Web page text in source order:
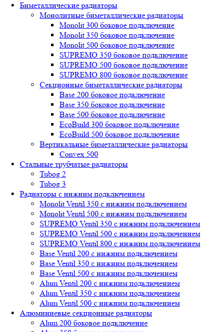
Биметаллические радиаторы
Монолитные биметаллические радиаторы
Mоnоlit 300 боковое подключение
Mоnоlit 350 боковое подключение
Mоnоlit 500 боковое подключение
SUРREMО 350 боковое подключение
SUРREMО 500 боковое подключение
SUРREMО 800 боковое подключение
Секционные биметаллические радиаторы
Base 200 боковое подключение
Base 350 боковое подключение
Base 500 боковое подключение
EcoBuild 300 боковое подключение
EcoBuild 500 боковое подключение
Вертикальные биметаллические радиаторы
Convex 500
Стальные трубчатые радиаторы
Tubog 2
Tubog 3
Радиаторы с нижним подключением
Monolit Ventil 350 с нижним подключением
Monolit Ventil 500 с нижним подключением
SUPREMO Ventil 350 с нижним подключением
SUPREMO Ventil 500 с нижним подключением
SUPREMO Ventil 800 с нижним подключением
Base Ventil 200 с нижним подключением
Base Ventil 350 с нижним подключением
Base Ventil 500 с нижним подключением
Alum Ventil 200 с нижним подключением
Alum Ventil 350 с нижним подключением
Alum Ventil 500 с нижним подключением
Алюминиевые секционные радиаторы
Alum 200 боковое подключение